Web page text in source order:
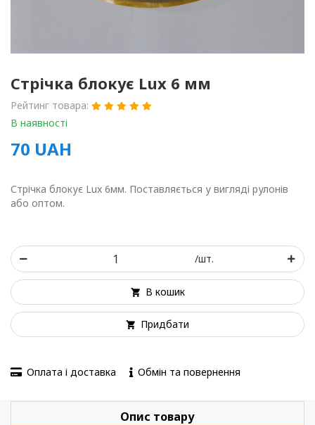
Стрічка блокує Lux 6 мм
Рейтинг товара:
В наявності
70 UAH
Стрічка блокує Lux 6мм. Поставляється у вигляді рулонів
або оптом.
/шт.
В кошик
Придбати
Оплата і доставка Обмін та повернення
Опис товару